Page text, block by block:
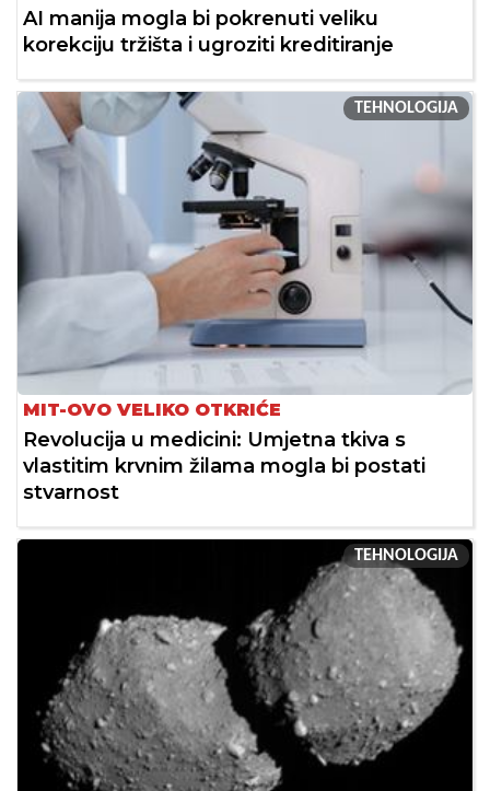
AI manija mogla bi pokrenuti veliku
korekciju tržišta i ugroziti kreditiranje
TEHNOLOGIJA
MIT-OVO VELIKO OTKRIĆE
Revolucija u medicini: Umjetna tkiva s
vlastitim krvnim žilama mogla bi postati
stvarnost
TEHNOLOGIJA